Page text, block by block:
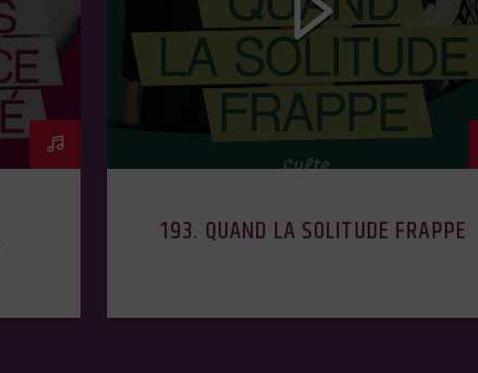
193. QUAND LA SOLITUDE FRAPPE